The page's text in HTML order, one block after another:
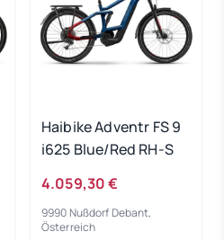
Haibike Adventr FS 9
i625 Blue/Red RH-S
4.059,30 €
9990 Nußdorf Debant,
Österreich